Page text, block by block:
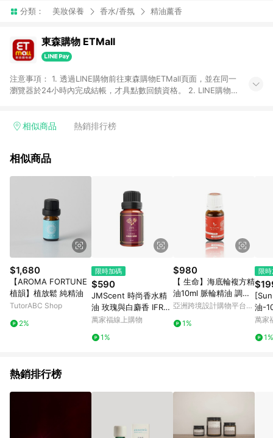
分類： 美妝保養 香水/香氛 精油薰香
東森購物 ETMall
注意事項： 1. 透過LINE購物前往東森購物ETMall頁面，並在同一
瀏覽器於24小時內完成結帳，才具點數回饋資格。 2. LINE購物
單，皆不在點數回饋範圍內。 3. 如購買以下類別商品，將無法獲
球嚴選、商城、專案商品、「草莓網」全館商品。 4. 如取消訂
實際回饋請依LINE購物通知為主。 6. 訂單如有使用東森購物
ETMall站內之折扣優惠(包含但不限於東森幣、樂透金、東森現金
券等)，不具點數回饋資格。詳細請依東森購物ETMall之結帳頁面
顯示為準。 7. LINE購物設有「單一商品最高回饋點數」機制(特
殊活動時開放「回饋無上限」)，以同一訂單中同一商品不論件數
計算，並依訂單成立時間當下LINE購物所設定的回饋機制為準。
8. LINE購物為購物資訊整合性平台，商品資料更新會有時間差，
如顯示之商品規格、顏色、價位、贈品與東森購物ETMall銷售網
頁不符，以銷售網頁標示為準。 9. 若有贈點爭議，請務必於訂單
日期+180天以內至LINE購物客服洽詢；若超過180天(含)以上進
行申訴，恕無法贈點回饋。 10. 部分點數紅包僅限指定商品使
用，或不適用於無回饋商品。各點數紅包之適用商品與使用條件
請依點數紅包頁面規則為準。
相似商品 熱銷排行榜
相似商品
$1,680
【AROMA FORTUNE
植韻】植放鬆 純精油
TutorABC Shop
2%
限時加碼
$590
JMScent 時尚香水精
油 玫瑰與白麝香 IFRA
認證 香薰/擴香專用 (1
萬家福線上購物
1%
$980
【 生命】海底輪複方精
油10ml 脈輪精油 調和
精油
亞洲跨境設計購物平台
1%
限
油-
澳洲
萬家
1%
熱銷排行榜